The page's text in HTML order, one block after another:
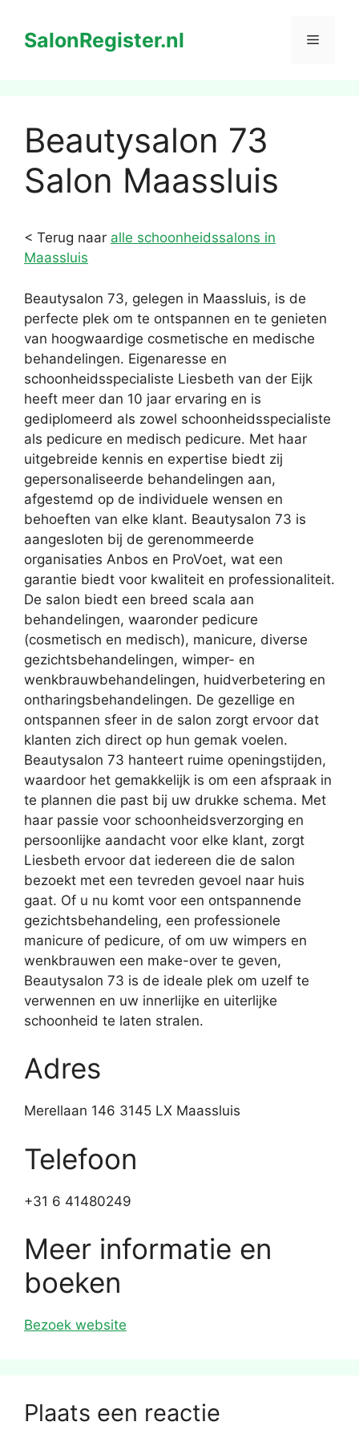
naarSalonRegister.nl Menu
Beautysalon 73
Salon Maassluis
< Terug naar alle schoonheidssalons in
Maassluis
Beautysalon 73, gelegen in Maassluis, is de
perfecte plek om te ontspannen en te genieten
van hoogwaardige cosmetische en medische
behandelingen. Eigenaresse en
schoonheidsspecialiste Liesbeth van der Eijk
heeft meer dan 10 jaar ervaring en is
gediplomeerd als zowel schoonheidsspecialiste
als pedicure en medisch pedicure. Met haar
uitgebreide kennis en expertise biedt zij
gepersonaliseerde behandelingen aan,
afgestemd op de individuele wensen en
behoeften van elke klant. Beautysalon 73 is
aangesloten bij de gerenommeerde
organisaties Anbos en ProVoet, wat een
garantie biedt voor kwaliteit en professionaliteit.
De salon biedt een breed scala aan
behandelingen, waaronder pedicure
(cosmetisch en medisch), manicure, diverse
gezichtsbehandelingen, wimper- en
wenkbrauwbehandelingen, huidverbetering en
ontharingsbehandelingen. De gezellige en
ontspannen sfeer in de salon zorgt ervoor dat
klanten zich direct op hun gemak voelen.
Beautysalon 73 hanteert ruime openingstijden,
waardoor het gemakkelijk is om een afspraak in
te plannen die past bij uw drukke schema. Met
haar passie voor schoonheidsverzorging en
persoonlijke aandacht voor elke klant, zorgt
Liesbeth ervoor dat iedereen die de salon
bezoekt met een tevreden gevoel naar huis
gaat. Of u nu komt voor een ontspannende
gezichtsbehandeling, een professionele
manicure of pedicure, of om uw wimpers en
wenkbrauwen een make-over te geven,
Beautysalon 73 is de ideale plek om uzelf te
verwennen en uw innerlijke en uiterlijke
schoonheid te laten stralen.
Adres
Merellaan 146 3145 LX Maassluis
Telefoon
+31 6 41480249
Meer informatie en
boeken
Bezoek website
Plaats een reactie